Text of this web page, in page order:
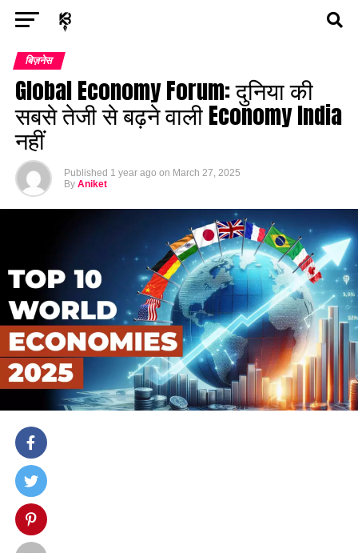
ENTERTAINMENT
POLITICS TECH SPORTS HEALTH
बिज़नेस
Global Economy Forum: दुनिया की
सबसे तेजी से बढ़ने वाली Economy India
नहीं
Published 1 year ago on March 27, 2025
By Aniket